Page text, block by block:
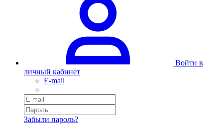
Войти в
личный кабинет
E-mail
Забыли пароль?